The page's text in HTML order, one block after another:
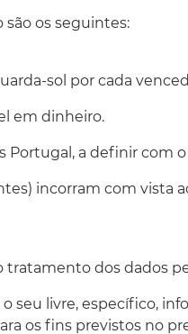
são os seguintes:
sol por cada
em dinheiro.
Portugal, a definir com
incorram com
tratamento dos dados
seu livre, específico,
os fins previstos no